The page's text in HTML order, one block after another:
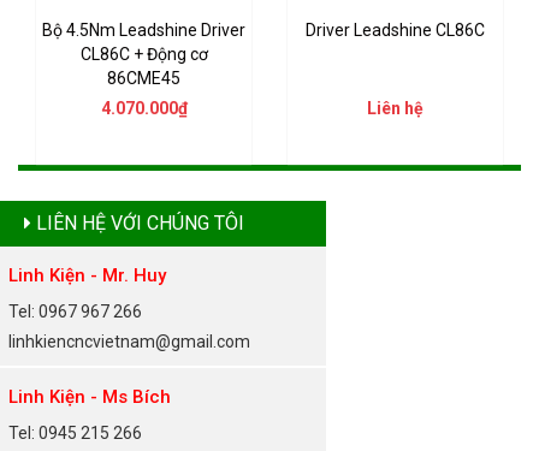
Bộ 4.5Nm Leadshine Driver
CL86C + Động cơ
86CME45
4.070.000₫
Driver Leadshine CL86C
Liên hệ
LIÊN HỆ VỚI CHÚNG TÔI
Linh Kiện - Mr. Huy
Tel: 0967 967 266
linhkiencncvietnam@gmail.com
Linh Kiện - Ms Bích
Tel: 0945 215 266